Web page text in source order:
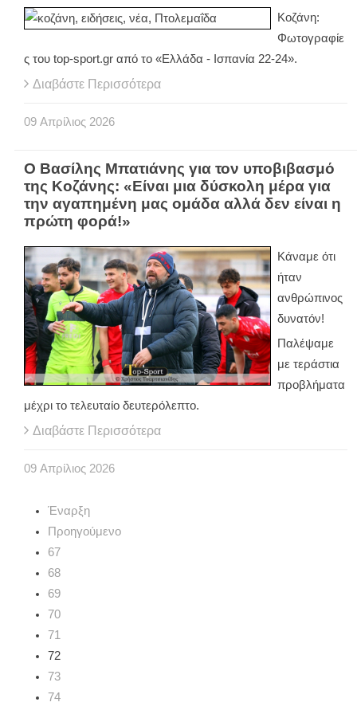
Κοζάνη:
Φωτογραφίε
ς του top-sport.gr από το «Ελλάδα - Ισπανία 22-24».
Διαβάστε Περισσότερα
09 Απρίλιος 2026
Ο Βασίλης Μπατιάνης για τον υποβιβασμό
της Κοζάνης: «Είναι μια δύσκολη μέρα για
την αγαπημένη μας ομάδα αλλά δεν είναι η
πρώτη φορά!»
Κάναμε ότι
ήταν
ανθρώπινος
δυνατόν!
Παλέψαμε
με τεράστια
προβλήματα
μέχρι το τελευταίο δευτερόλεπτο.
Διαβάστε Περισσότερα
09 Απρίλιος 2026
Έναρξη
Προηγούμενο
67
68
69
70
71
72
73
74